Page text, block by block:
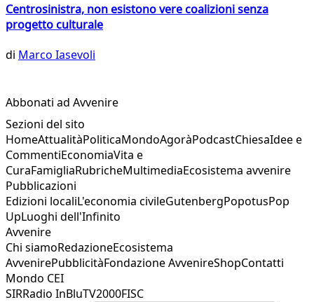
Centrosinistra, non esistono vere coalizioni senza
progetto culturale
di Marco Iasevoli
Abbonati ad Avvenire
Sezioni del sito
HomeAttualitàPoliticaMondoAgoràPodcastChiesaIdee e
CommentiEconomiaVita e
CuraFamigliaRubricheMultimediaEcosistema avvenire
Pubblicazioni
Edizioni localiL'economia civileGutenbergPopotusPop
UpLuoghi dell'Infinito
Avvenire
Chi siamoRedazioneEcosistema
AvvenirePubblicitàFondazione AvvenireShopContatti
Mondo CEI
SIRRadio InBluTV2000FISC